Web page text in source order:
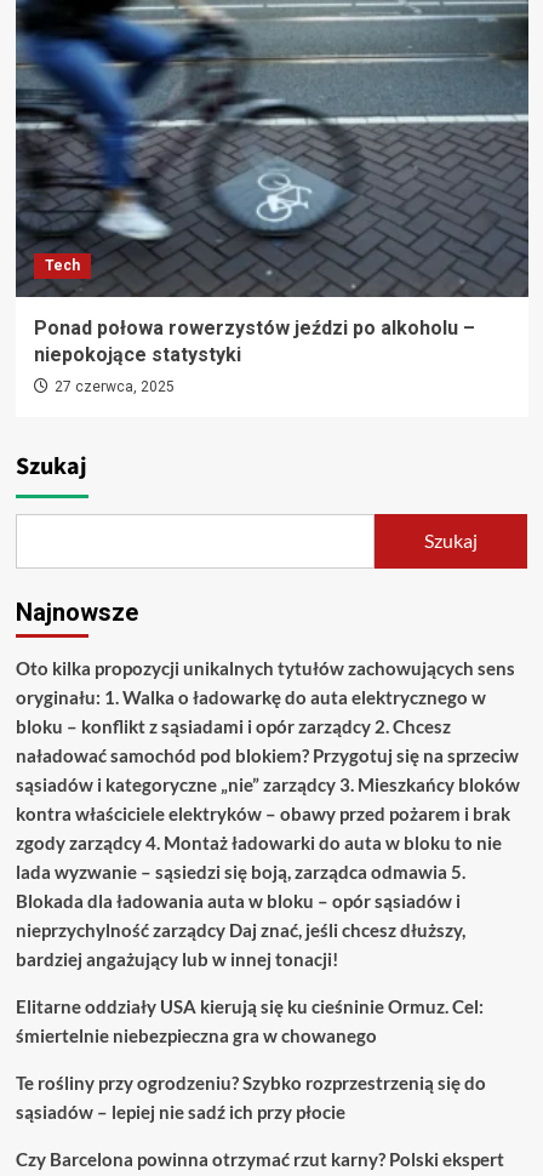
Tech
Ponad połowa rowerzystów jeździ po alkoholu –
niepokojące statystyki
27 czerwca, 2025
Szukaj
Szukaj
Najnowsze
Oto kilka propozycji unikalnych tytułów zachowujących sens
oryginału: 1. Walka o ładowarkę do auta elektrycznego w
bloku – konflikt z sąsiadami i opór zarządcy 2. Chcesz
naładować samochód pod blokiem? Przygotuj się na sprzeciw
sąsiadów i kategoryczne „nie” zarządcy 3. Mieszkańcy bloków
kontra właściciele elektryków – obawy przed pożarem i brak
zgody zarządcy 4. Montaż ładowarki do auta w bloku to nie
lada wyzwanie – sąsiedzi się boją, zarządca odmawia 5.
Blokada dla ładowania auta w bloku – opór sąsiadów i
nieprzychylność zarządcy Daj znać, jeśli chcesz dłuższy,
bardziej angażujący lub w innej tonacji!
Elitarne oddziały USA kierują się ku cieśninie Ormuz. Cel:
śmiertelnie niebezpieczna gra w chowanego
Te rośliny przy ogrodzeniu? Szybko rozprzestrzenią się do
sąsiadów – lepiej nie sadź ich przy płocie
Czy Barcelona powinna otrzymać rzut karny? Polski ekspert